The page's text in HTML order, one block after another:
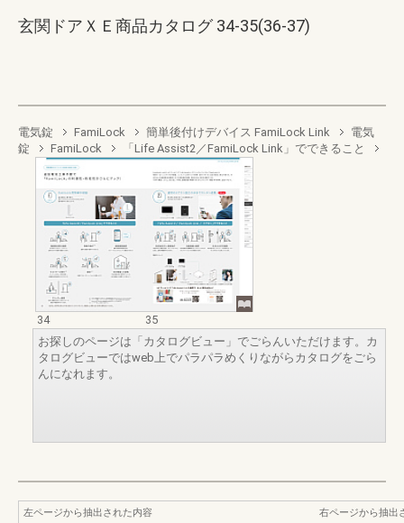
玄関ドアＸＥ商品カタログ 34-35(36-37)
電気錠 FamiLock 簡単後付けデバイス FamiLock Link
電気
錠
FamiLock 「Life Assist2／FamiLock Link」でできること
34
35
お探しのページは「カタログビュー」でごらんいただけます。カ
タログビューではweb上でパラパラめくりながらカタログをごら
んになれます。
左ページから抽出された内容
右ページから抽出